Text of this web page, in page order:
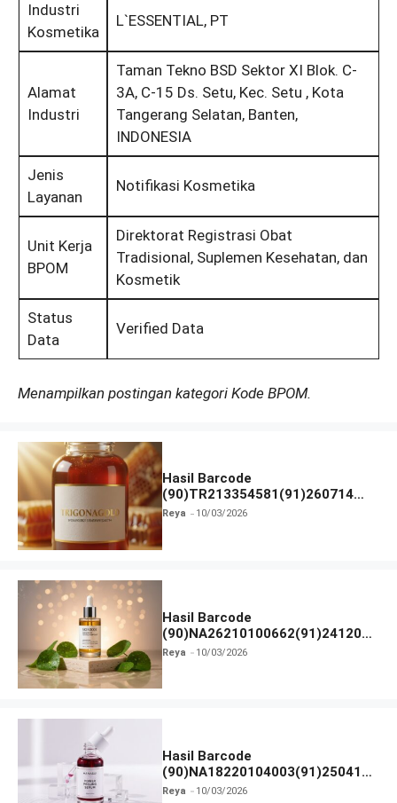
Industri
Kosmetika
L`ESSENTIAL, PT
Alamat
Industri
Taman Tekno BSD Sektor XI Blok. C-
3A, C-15 Ds. Setu, Kec. Setu , Kota
Tangerang Selatan, Banten,
INDONESIA
Jenis
Layanan
Notifikasi Kosmetika
Unit Kerja
BPOM
Direktorat Registrasi Obat
Tradisional, Suplemen Kesehatan, dan
Kosmetik
Status
Data
Verified Data
Menampilkan postingan kategori Kode BPOM.
Hasil Barcode
(90)TR213354581(91)260714
dan Izin BPOM
Reya 10/03/2026
Hasil Barcode
(90)NA26210100662(91)241203
dan Izin BPOM
Reya 10/03/2026
Hasil Barcode
(90)NA18220104003(91)250418
dan Izin BPOM
Reya 10/03/2026